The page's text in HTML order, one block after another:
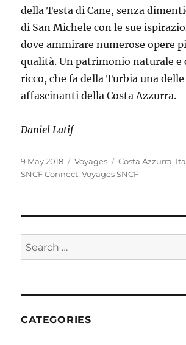
della Testa di Cane, senza
di San Michele con le sue
dove ammirare numerose opere
qualità. Un patrimonio naturale e
ricco, che fa della Turbia una
affascinanti della Costa Azzurra.
Daniel Latif
Posted
on
9 May 2018 Categories
Voyages Tags
Costa Azzurra,
SNCF Connect,Voyages SNCF
Search
for:
CATEGORIES